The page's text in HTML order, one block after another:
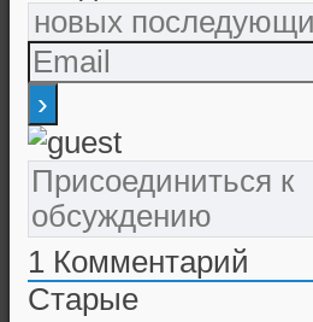
1 Комментарий
Старые